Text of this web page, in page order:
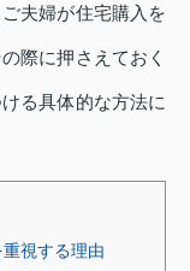
夫婦が住宅購入を
際に押さえておく
る具体的な方法に
視する理由